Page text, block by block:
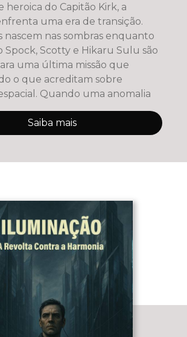
heroica do Capitão Kirk, a
uma era de transição.
nascem nas sombras enquanto
Spock, Scotty e Hikaru Sulu são
uma última missão que
o que acreditam sobre
Quando uma anomalia
Saiba mais